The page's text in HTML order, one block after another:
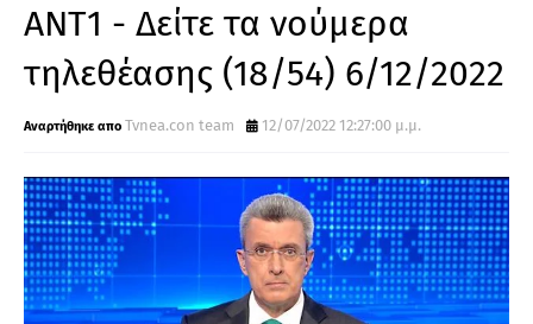
ΑΝΤ1 - Δείτε τα νούμερα
τηλεθέασης (18/54) 6/12/2022
Tvnea.con team 12/07/2022 12:27:00 μ.μ.